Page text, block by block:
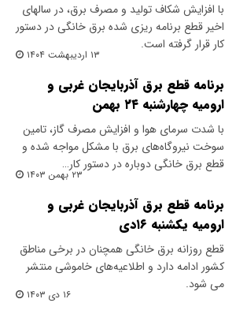
با افزایش شکاف تولید و مصرف برق، در سالهای
اخیر قطع برنامه ریزی شده برق خانگی در دستور
کار قرار گرفته است.
۱۳ اردیبهشت ۱۴۰۴
برنامه قطع برق آذربایجان غربی و
ارومیه چهارشنبه ۲۴ بهمن
با شدت سرمای هوا و افزایش مصرف گاز، تامین
سوخت نیروگاه‌های برق با مشکل مواجه شده و
قطع برق خانگی دوباره در دستور کار…
۲۳ بهمن ۱۴۰۳
برنامه قطع برق آذربایجان غربی و
ارومیه یکشنبه ۱۶دی
قطع روزانه برق خانگی همچنان در برخی مناطق
کشور ادامه دارد و اطلاعیه‌های خاموشی منتشر
می شود.
۱۶ دی ۱۴۰۳